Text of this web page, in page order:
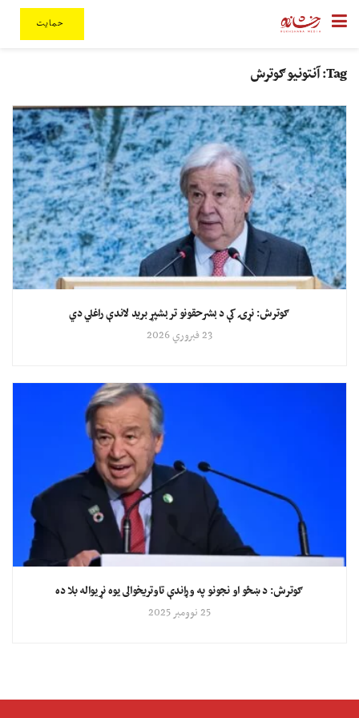
حمایت
Tag: آنتونیو ګوترش
ګوترش: نړۍ کې د بشرحقونو تر بشپړ برید لاندې راغلي دي
23 فبروري 2026
ګوترش: د ښځو او نجونو په وړاندې تاوتریخوالی یوه نړیواله بلا ده
25 نوومبر 2025